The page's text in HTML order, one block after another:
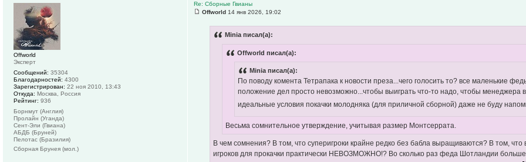
Re: Сборные Гвианы
Offworld 14 янв 2026, 19:02
Minia писал(а):
Offworld писал(а):
Minia писал(а):
По поводу комента Тетрапака к новости преза...чего голосить то? все маленькие
положение дел просто невозможно...чтобы выиграть что-то надо, чтобы
идеальные условия покачки молодняка (для приличной сборной) даже не буду
Весьма сомнительное утверждение, учитывая размер Монтсеррата.
В чем сомнения? В том, что суперигроки крайне редко без бабла выращиваются? В том,
игроков для прокачки практически НЕВОЗМОЖНО!? Во сколько раз феда Шотландии
Offworld
Эксперт
Сообщений: 35304
Благодарностей: 4300
Зарегистрирован: 22 ноя 2010, 13:43
Откуда: Москва, Россия
Рейтинг: 936
Борнмут (Англия)
Пролайн (Уганда)
Сент-Эли (Гвиана)
АБДБ (Бруней)
Пелотас (Бразилия)
Сборная Брунея (мол.)